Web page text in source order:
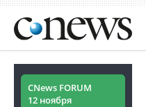
CNews FORUM
12 ноября